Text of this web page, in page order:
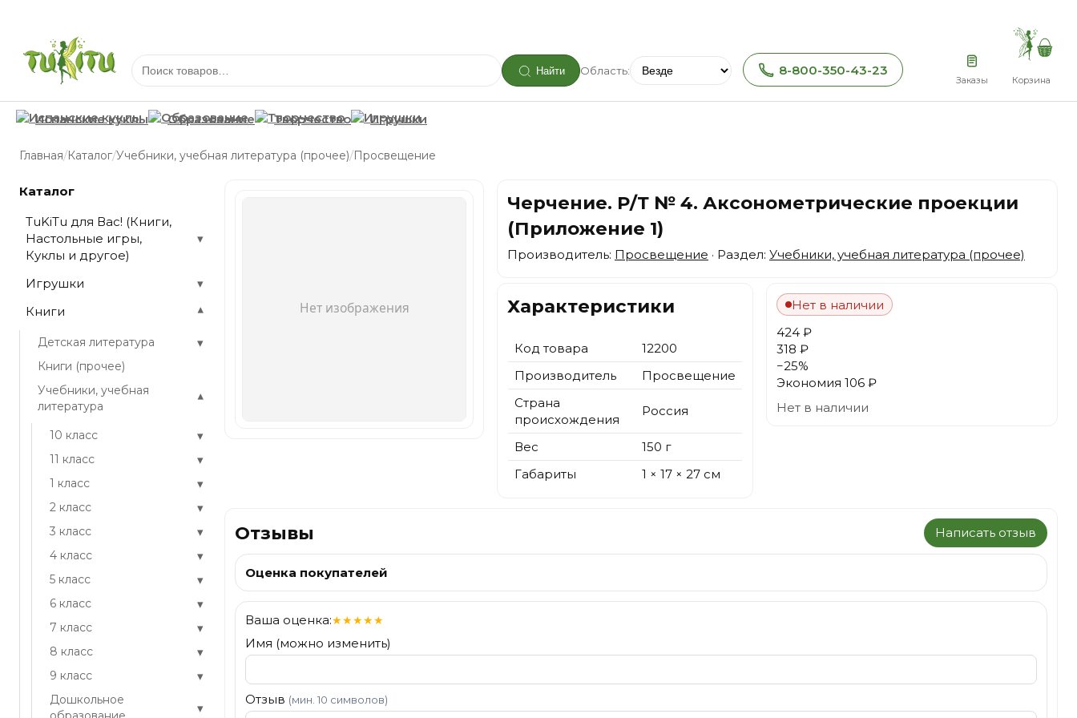
Найти Область: 8-800-350-43-23
Заказы Корзина
Испанские куклы Образование Творчество Игрушки
Главная/Каталог/Учебники, учебная литература (прочее)/Просвещение
Каталог
TuKiTu для Вас! (Книги,
Настольные игры,
Куклы и другое)
▾
Игрушки
▾
Книги
▾
Детская литература ▾
Книги (прочее)
Учебники, учебная
литература
▾
10 класс ▾
11 класс ▾
1 класс ▾
2 класс ▾
3 класс ▾
4 класс ▾
5 класс ▾
6 класс ▾
7 класс ▾
8 класс ▾
9 класс ▾
Дошкольное
▾
Черчение. Р/Т № 4. Аксонометрические проекции
(Приложение 1)
Производитель: Просвещение · Раздел: Учебники, учебная литература (прочее)
Характеристики
Код товара
12200
Производитель
Просвещение
Страна
происхождения
Россия
Вес
150 г
Габариты
1 × 17 × 27 см
Нет в наличии
424 ₽
318 ₽
−25%
Экономия 106 ₽
Нет в наличии
Отзывы Написать отзыв
Оценка покупателей
Ваша оценка:★★★★★
Имя (можно изменить)
Отзыв (мин. 10 символов)